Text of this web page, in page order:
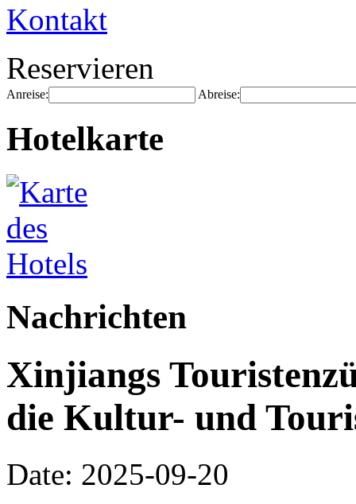
Kontakt
Reservieren
Anreise: Abreise:
Hotelkarte
Nachrichten
Xinjiangs
die Kultur- und
Date: 2025-09-20